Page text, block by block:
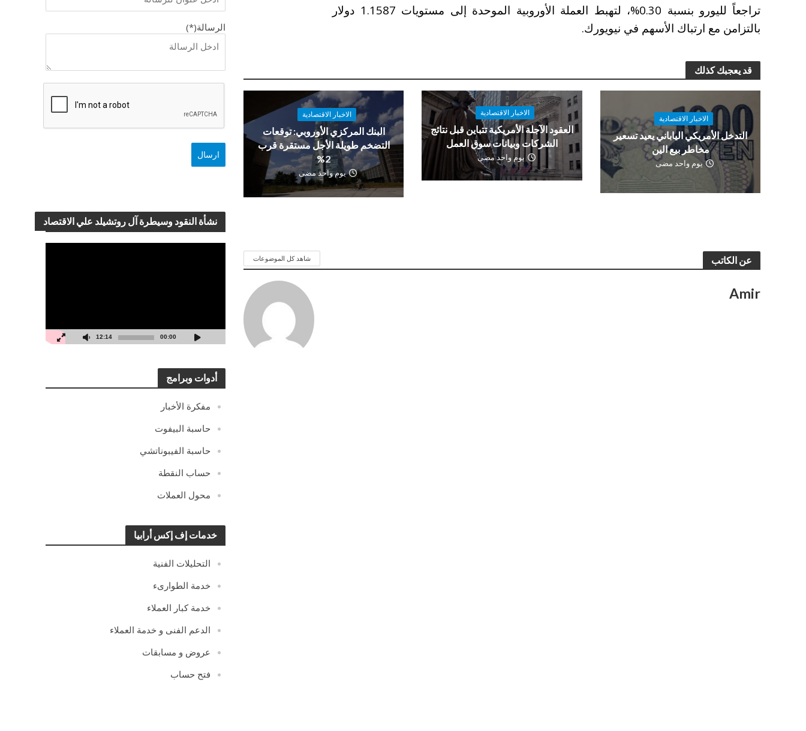
الرسالة(*)
نشأة النقود وسيطرة آل روتشيلد علي الاقتصاد
00:00
12:14
أدوات وبرامج
مفكرة الأخبار
حاسبة البيفوت
حاسبة الفيبوناتشي
حساب النقطة
محول العملات
خدمات إف إكس أرابيا
التحليلات الفنية
خدمة الطوارىء
خدمة كبار العملاء
الدعم الفنى و خدمة العملاء
عروض و مسابقات
فتح حساب
تراجعاً لليورو بنسبة 0.30%، لتهبط العملة الأوروبية الموحدة إلى مستويات 1.1587 دولار
بالتزامن مع ارتباك الأسهم في نيويورك.
قد يعجبك كذلك
الاخبار الاقتصادية
التدخل الأمريكي الياباني يعيد تسعير
مخاطر بيع الين
يوم واحد مضى
الاخبار الاقتصادية
العقود الآجلة الأمريكية تتباين قبل نتائج
الشركات وبيانات سوق العمل
يوم واحد مضى
الاخبار الاقتصادية
البنك المركزي الأوروبي: توقعات
التضخم طويلة الأجل مستقرة قرب
2%
يوم واحد مضى
عن الكاتب شاهد كل الموضوعات
Amir